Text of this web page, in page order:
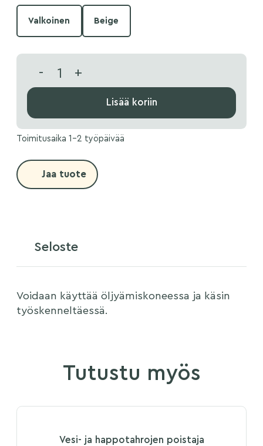
Valkoinen Beige
- +
Lisää koriin
Toimitusaika 1-2 työpäivää
Jaa tuote
Seloste
Voidaan käyttää öljyämiskoneessa ja käsin
työskenneltäessä.
Tutustu myös
Vesi- ja happotahrojen poistaja